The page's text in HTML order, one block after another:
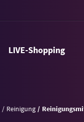
LIVE-Shopping
Reinigung